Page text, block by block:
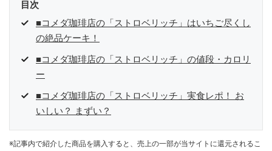
目次
■コメダ珈琲店の「ストロベリッチ」はいちご尽くし
の絶品ケーキ！
■コメダ珈琲店の「ストロベリッチ」の値段・カロリ
ー
■コメダ珈琲店の「ストロベリッチ」実食レポ！ お
いしい？ まずい？
※記事内で紹介した商品を購入すると、売上の一部が当サイトに還元されるこ